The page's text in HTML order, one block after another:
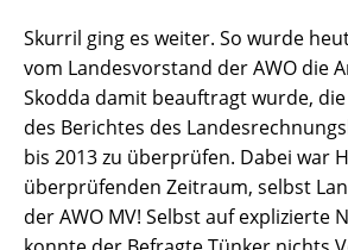
Skurril ging es weiter. So wurde
vom Landesvorstand der AWO die
Skodda damit beauftragt wurde,
des Berichtes des
bis 2013 zu überprüfen. Dabei war
überprüfenden Zeitraum, selbst
der AWO MV! Selbst auf explizierte